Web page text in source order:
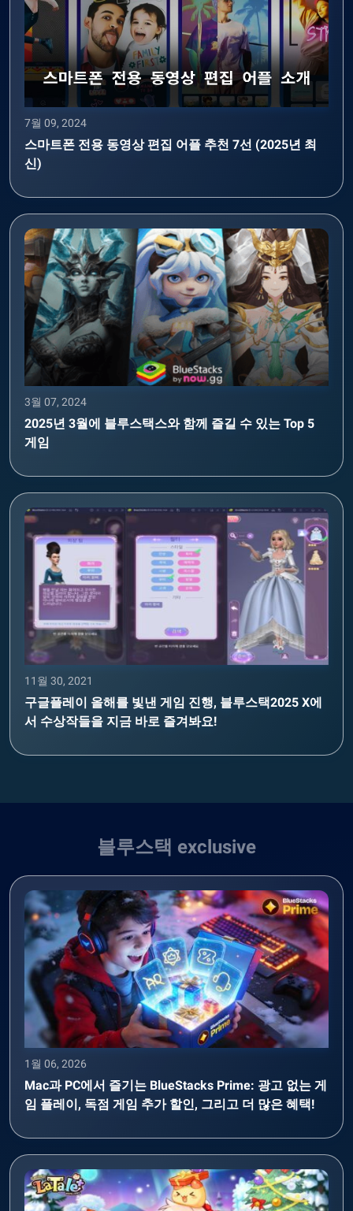
7월 09, 2024
스마트폰 전용 동영상 편집 어플 추천 7선 (2025년 최
신)
3월 07, 2024
2025년 3월에 블루스택스와 함께 즐길 수 있는 Top 5
게임
11월 30, 2021
구글플레이 올해를 빛낸 게임 진행, 블루스택2025 X에
서 수상작들을 지금 바로 즐겨봐요!
블루스택 exclusive
1월 06, 2026
Mac과 PC에서 즐기는 BlueStacks Prime: 광고 없는 게
임 플레이, 독점 게임 추가 할인, 그리고 더 많은 혜택!